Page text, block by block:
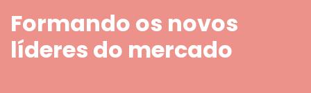
Formando os novos
líderes do mercado